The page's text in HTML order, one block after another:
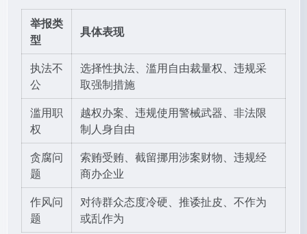
举报类
型
具体表现
执法不
公
选择性执法、滥用自由裁量权、违规采
取强制措施
滥用职
权
越权办案、违规使用警械武器、非法限
制人身自由
贪腐问
题
索贿受贿、截留挪用涉案财物、违规经
商办企业
作风问
题
对待群众态度冷硬、推诿扯皮、不作为
或乱作为